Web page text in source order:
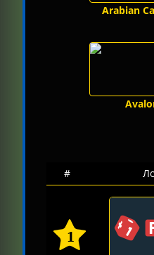
Arabian
#
1